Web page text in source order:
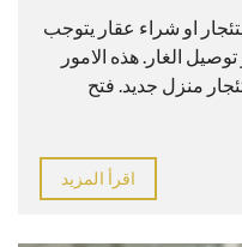
او شراء عقار يتوجب
الغار. هذه الامور
منزل جديد. فتح
اقرأ المزيد